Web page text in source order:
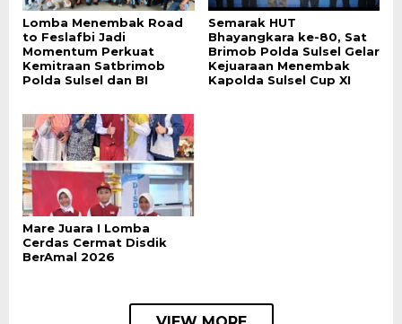
Lomba Menembak Road
to Feslafbi Jadi
Momentum Perkuat
Kemitraan Satbrimob
Polda Sulsel dan BI
Semarak HUT
Bhayangkara ke-80, Sat
Brimob Polda Sulsel Gelar
Kejuaraan Menembak
Kapolda Sulsel Cup XI
Mare Juara I Lomba
Cerdas Cermat Disdik
BerAmal 2026